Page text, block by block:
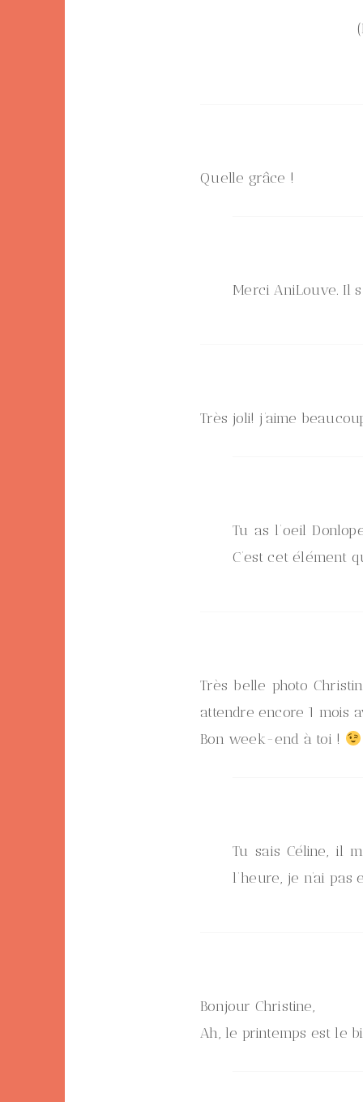
Quelle grâce !
Merci AniLouve. Il
Très joli! j’aime
Tu as l’oeil
C’est cet élément
Très belle photo
attendre encore 1 mois
Bon week-end à toi !
Tu sais Céline, il
l’heure, je n’ai
Bonjour Christine,
Ah, le printemps est le